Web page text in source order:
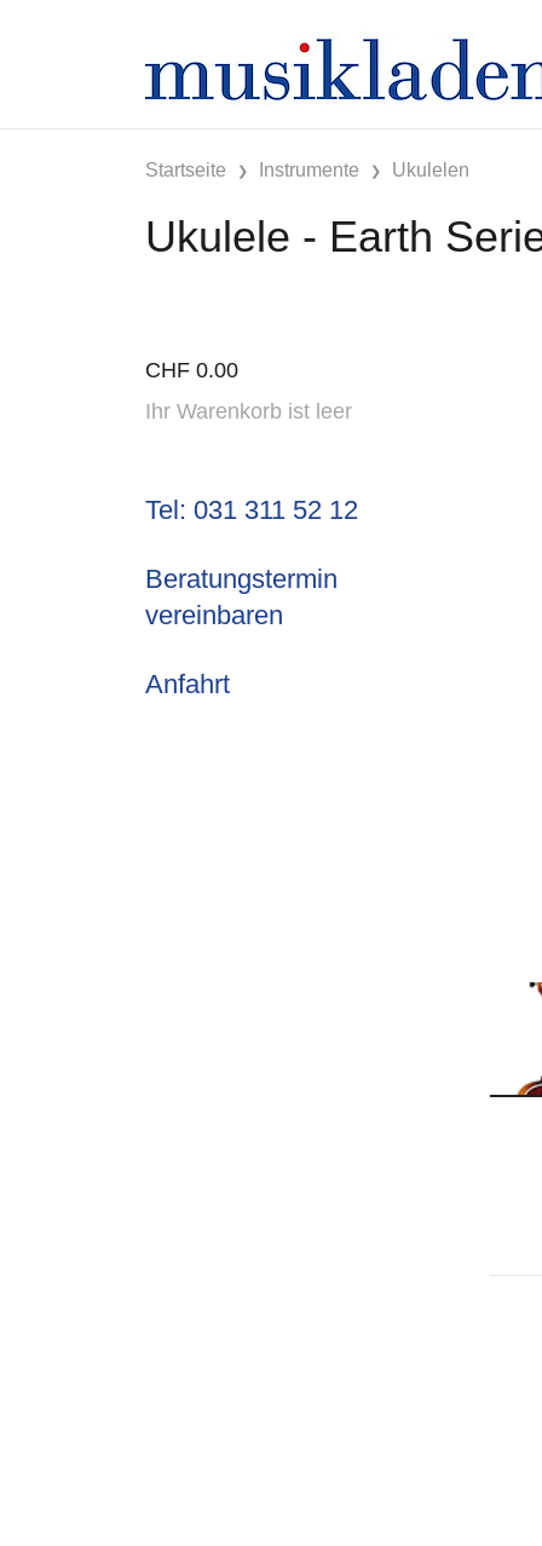
Startseite Instrumente Ukulelen
Ukulele - Earth
CHF 0.00
Ihr Warenkorb ist leer
Tel: 031 311 52 12
Beratungstermin
vereinbaren
Anfahrt